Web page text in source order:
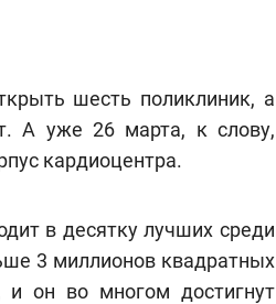
шесть поликлиник, а
А уже 26 марта, к слову,
кардиоцентра.
в десятку лучших среди
3 миллионов квадратных
и он во многом достигнут